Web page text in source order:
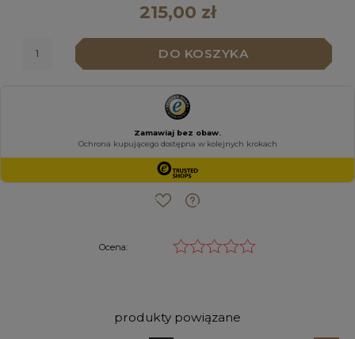
215,00 zł
DO KOSZYKA
Ocena:
produkty powiązane